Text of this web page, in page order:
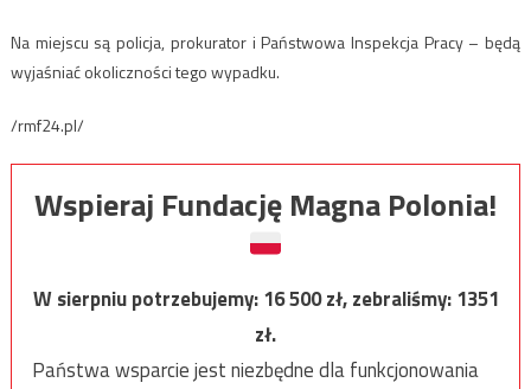
Na miejscu są policja, prokurator i Państwowa Inspekcja Pracy – będą
wyjaśniać okoliczności tego wypadku.
/rmf24.pl/
Wspieraj Fundację Magna Polonia!
W sierpniu potrzebujemy:16 500zł, zebraliśmy:1351
zł.
Państwa wsparcie jest niezbędne dla funkcjonowania